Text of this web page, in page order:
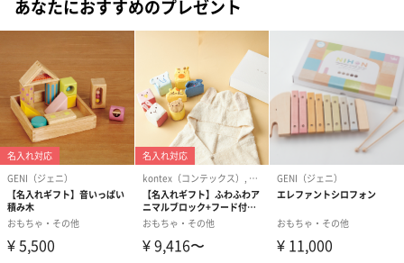
色で弾ける！「ちょうちょう」の楽譜つき
みんなが大好きな「ちょうちょう」の楽譜つき。音符の色に合わ
せて音を出すと、自然とちょうちょうのメロディになるので、楽
譜が読めない小さなお子さまでも大丈夫です。
木目が透ける高級感のある塗装
角も面取りし、丁寧に磨かれたおもちゃ。発色が良く、また木目
あなたにおすすめのプレゼント